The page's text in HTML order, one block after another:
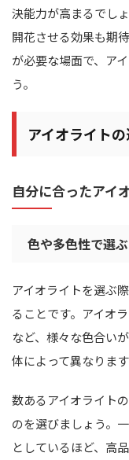
決能力が高まるでし
開花させる効果も期
が必要な場面で、ア
う。
アイオライト
自分に合ったアイ
色や多色性で選ぶ
アイオライトを選ぶ
ることです。アイオ
など、様々な色合い
体によって異なります
数あるアイオライト
のを選びましょう。
としているほど、高